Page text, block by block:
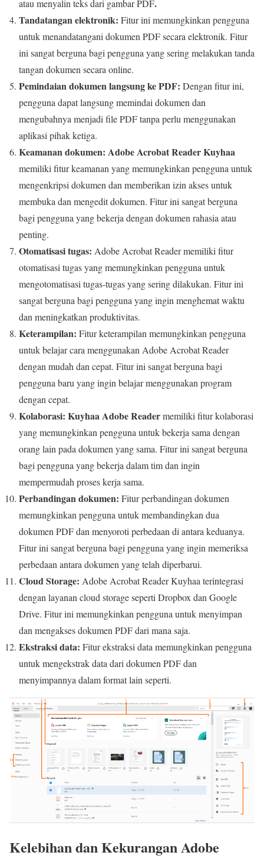
atau menyalin teks dari gambar PDF.
Tandatangan elektronik: Fitur ini memungkinkan pengguna
untuk menandatangani dokumen PDF secara elektronik. Fitur
ini sangat berguna bagi pengguna yang sering melakukan tanda
tangan dokumen secara online.
Pemindaian dokumen langsung ke PDF: Dengan fitur ini,
pengguna dapat langsung memindai dokumen dan
mengubahnya menjadi file PDF tanpa perlu menggunakan
aplikasi pihak ketiga.
Keamanan dokumen: Adobe Acrobat Reader Kuyhaa
memiliki fitur keamanan yang memungkinkan pengguna untuk
mengenkripsi dokumen dan memberikan izin akses untuk
membuka dan mengedit dokumen. Fitur ini sangat berguna
bagi pengguna yang bekerja dengan dokumen rahasia atau
penting.
Otomatisasi tugas: Adobe Acrobat Reader memiliki fitur
otomatisasi tugas yang memungkinkan pengguna untuk
mengotomatisasi tugas-tugas yang sering dilakukan. Fitur ini
sangat berguna bagi pengguna yang ingin menghemat waktu
dan meningkatkan produktivitas.
Keterampilan: Fitur keterampilan memungkinkan pengguna
untuk belajar cara menggunakan Adobe Acrobat Reader
dengan mudah dan cepat. Fitur ini sangat berguna bagi
pengguna baru yang ingin belajar menggunakan program
dengan cepat.
Kolaborasi: Kuyhaa Adobe Readermemiliki fitur kolaborasi
yang memungkinkan pengguna untuk bekerja sama dengan
orang lain pada dokumen yang sama. Fitur ini sangat berguna
bagi pengguna yang bekerja dalam tim dan ingin
mempermudah proses kerja sama.
Perbandingan dokumen: Fitur perbandingan dokumen
memungkinkan pengguna untuk membandingkan dua
dokumen PDF dan menyoroti perbedaan di antara keduanya.
Fitur ini sangat berguna bagi pengguna yang ingin memeriksa
perbedaan antara dokumen yang telah diperbarui.
Cloud Storage: Adobe Acrobat Reader Kuyhaa terintegrasi
dengan layanan cloud storage seperti Dropbox dan Google
Drive. Fitur ini memungkinkan pengguna untuk menyimpan
dan mengakses dokumen PDF dari mana saja.
Ekstraksi data: Fitur ekstraksi data memungkinkan pengguna
untuk mengekstrak data dari dokumen PDF dan
menyimpannya dalam format lain seperti.
Kelebihan dan Kekurangan Adobe